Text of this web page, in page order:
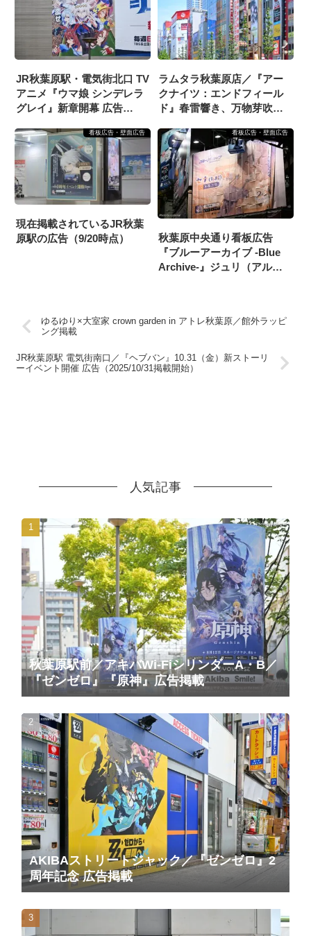
JR秋葉原駅・電気街北口 TV
アニメ『ウマ娘 シンデレラ
グレイ』新章開幕 広告
ラムタラ秋葉原店／『アー
クナイツ：エンドフィール
ド』春雷響き、万物芽吹く
看板広告・壁面広告
現在掲載されているJR秋葉
原駅の広告（9/20時点）
看板広告・壁面広告
秋葉原中央通り看板広告
『ブルーアーカイブ -Blue
Archive-』ジュリ（アルバ
ゆるゆり×大室家 crown garden in アトレ秋葉原／館外ラッピ
ング掲載
JR秋葉原駅 電気街南口／『ヘブバン』10.31（金）新ストーリ
ーイベント開催 広告（2025/10/31掲載開始）
人気記事
秋葉原駅前／アキバWi-FiシリンダーA・B／
『ゼンゼロ』『原神』広告掲載
AKIBAストリートジャック／『ゼンゼロ』2
周年記念 広告掲載